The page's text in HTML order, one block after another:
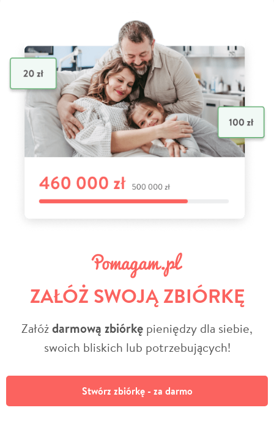
ZAŁÓŻ SWOJĄ ZBIÓRKĘ
Załóżdarmową zbiórkę pieniędzy dla siebie,
swoich bliskich lub potrzebujących!
Stwórz zbiórkę - za darmo